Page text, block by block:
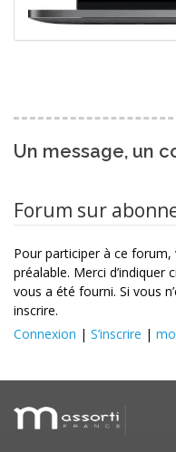
Un message, un
Forum sur
Pour participer à ce
préalable. Merci d’indiquer
vous a été fourni. Si vous
inscrire.
Connexion | S’inscrire |